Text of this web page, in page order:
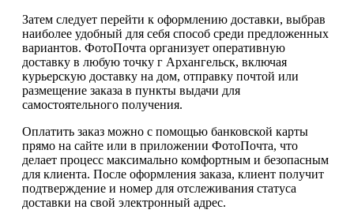
Затем следует перейти к оформлению доставки, выбрав
наиболее удобный для себя способ среди предложенных
вариантов. ФотоПочта организует оперативную
доставку в любую точку г Архангельск, включая
курьерскую доставку на дом, отправку почтой или
размещение заказа в пункты выдачи для
самостоятельного получения.
Оплатить заказ можно с помощью банковской карты
прямо на сайте или в приложении ФотоПочта, что
делает процесс максимально комфортным и безопасным
для клиента. После оформления заказа, клиент получит
подтверждение и номер для отслеживания статуса
доставки на свой электронный адрес.